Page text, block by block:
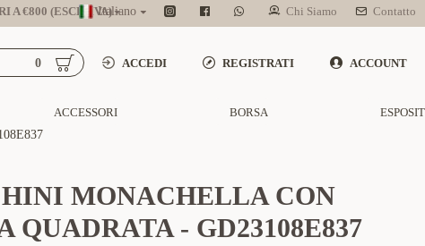
A €800 (ESCL. IVA)Italiano Chi Siamo Contatto
ACCEDI REGISTRATI ACCOUNT
0
ACCESSORI BORSA
MONACHELLA CON
QUADRATA - GD23108E837